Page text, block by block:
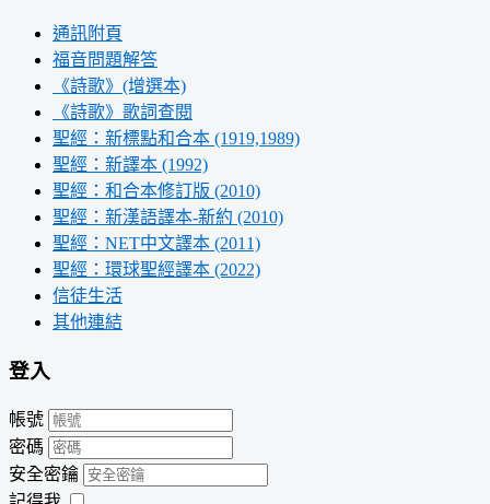
通訊附頁
福音問題解答
《詩歌》(增選本)
《詩歌》歌詞查閱
聖經：新標點和合本 (1919,1989)
聖經：新譯本 (1992)
聖經：和合本修訂版 (2010)
聖經：新漢語譯本-新約 (2010)
聖經：NET中文譯本 (2011)
聖經：環球聖經譯本 (2022)
信徒生活
其他連結
登入
帳號
密碼
安全密鑰